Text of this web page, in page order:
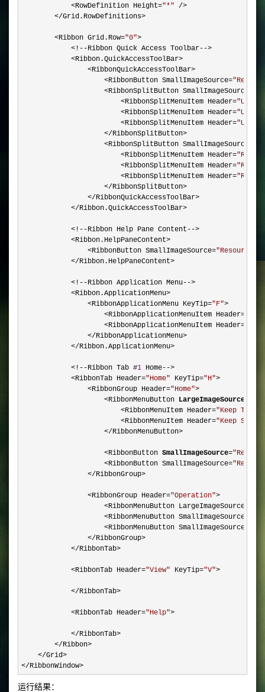
            <RowDefinition Height=
"*" />
        </Grid.RowDefinitions>
        <Ribbon Grid.Row=
"0">
            <!--Ribbon Quick Access Toolbar-->
            <Ribbon.QuickAccessToolBar>
                <RibbonQuickAccessToolBar>
                    <RibbonButton SmallImageSource=
"
                    <RibbonSplitButton SmallImageSource=
                        <RibbonSplitMenuItem Header=
"Undo1
                        <RibbonSplitMenuItem Header=
"Undo2
                        <RibbonSplitMenuItem Header=
"Undo3
                    </RibbonSplitButton>
                    <RibbonSplitButton SmallImageSource=
                        <RibbonSplitMenuItem Header=
"Redo1
                        <RibbonSplitMenuItem Header=
"Redo2
                        <RibbonSplitMenuItem Header=
"Redo3
                    </RibbonSplitButton>
                </RibbonQuickAccessToolBar>
            </Ribbon.QuickAccessToolBar>
            <!--Ribbon Help Pane Content-->
            <Ribbon.HelpPaneContent>
                <RibbonButton SmallImageSource=
"
            </Ribbon.HelpPaneContent>
            <!--Ribbon Application Menu-->
            <Ribbon.ApplicationMenu>
                <RibbonApplicationMenu KeyTip=
"F">
                    <RibbonApplicationMenuItem Header=
                    <RibbonApplicationMenuItem Header=
                </RibbonApplicationMenu>
            </Ribbon.ApplicationMenu>
            <!--Ribbon Tab #
1 Home-->
            <RibbonTab Header=
"Home" KeyTip="H">
                <RibbonGroup Header=
"Home">
                    <RibbonMenuButton
LargeImageSource
                        <RibbonMenuItem Header=
"Keep Text
                        <RibbonMenuItem Header=
"Keep
                    </RibbonMenuButton>
                    <RibbonButton
SmallImageSource="
                    <RibbonButton SmallImageSource=
"
                </RibbonGroup>
                <RibbonGroup Header=
"Operation">
                    <RibbonMenuButton LargeImageSource=
                    <RibbonMenuButton SmallImageSource=
                    <RibbonMenuButton SmallImageSource=
                </RibbonGroup>
            </RibbonTab>
            <RibbonTab Header=
"View" KeyTip="V">
            </RibbonTab>
            <RibbonTab Header=
"Help">
            </RibbonTab>
        </Ribbon>
    </Grid>
</RibbonWindow>
运行结果：